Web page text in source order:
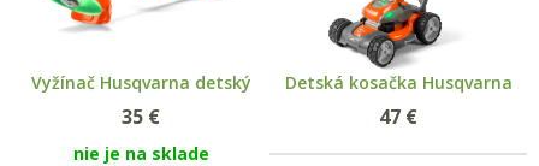
Vyžínač Husqvarna detský
35 €
nie je na sklade
Detská kosačka Husqvarna
47 €